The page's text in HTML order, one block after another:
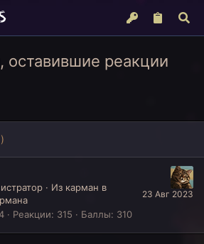
оставившие реакции
23 Авг 2023
· Из карман в
Реакции 315 Баллы 310